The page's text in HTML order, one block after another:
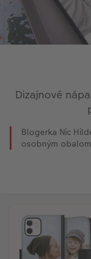
Dizajnové
Blogerka Nic
osobným